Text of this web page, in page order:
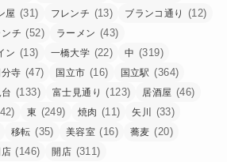
屋 (31) フレンチ (13) ブランコ通り (12)
ンチ (52) ラーメン (43)
ン (13) 一橋大学 (22) 中 (319)
寺 (47) 国立市 (16) 国立駅 (364)
(133) 富士見通り (123) 居酒屋 (46)
東 (249) 焼肉 (11) 矢川 (33)
移転 (35) 美容室 (16) 蕎麦 (20)
(146) 開店 (311)